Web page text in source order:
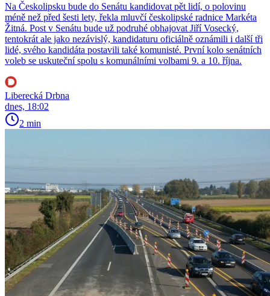
Na Českolipsku bude do Senátu kandidovat pět lidí, o polovinu
méně než před šesti lety, řekla mluvčí českolipské radnice Markéta
Žitná. Post v Senátu bude už podruhé obhajovat Jiří Vosecký,
tentokrát ale jako nezávislý, kandidaturu oficiálně oznámili i další tři
lidé, svého kandidáta postavili také komunisté. První kolo senátních
voleb se uskuteční spolu s komunálními volbami 9. a 10. října.
Liberecká Drbna
dnes, 18:02
2 min